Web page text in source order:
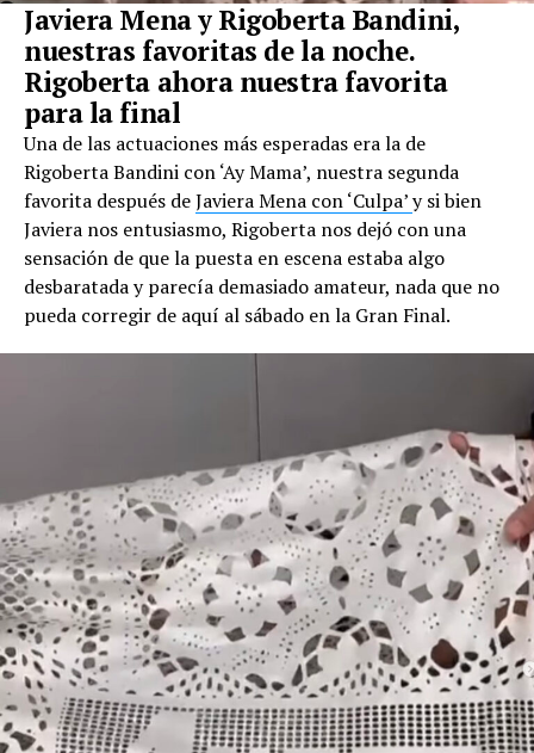
Javiera Mena y Rigoberta Bandini,
nuestras favoritas de la noche.
Rigoberta ahora nuestra favorita
para la final
Una de las actuaciones más esperadas era la de
Rigoberta Bandini con ‘Ay Mama’, nuestra segunda
favorita después deJaviera Mena con ‘Culpa’y si bien
Javiera nos entusiasmo, Rigoberta nos dejó con una
sensación de que la puesta en escena estaba algo
desbaratada y parecía demasiado amateur, nada que no
pueda corregir de aquí al sábado en la Gran Final.